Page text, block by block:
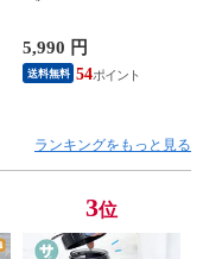
ジャケット 遮熱 作
業服 作業着 上着 ア
タックベース KF100
5,990 円
送料無料 54
ランキングをもっと見る
3位